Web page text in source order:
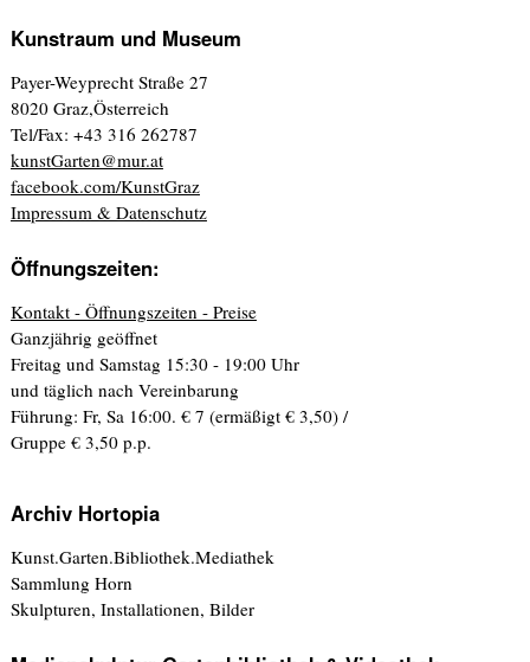
Kunstraum und Museum
Payer-Weyprecht Straße 27
8020 Graz,Österreich
Tel/Fax: +43 316 262787
kunstGarten@mur.at
facebook.com/KunstGraz
Impressum & Datenschutz
Öffnungszeiten:
Kontakt - Öffnungszeiten - Preise
Ganzjährig geöffnet
Freitag und Samstag 15:30 - 19:00 Uhr
und täglich nach Vereinbarung
Führung: Fr, Sa 16:00. € 7 (ermäßigt € 3,50) /
Gruppe € 3,50 p.p.
Archiv Hortopia
Kunst.Garten.Bibliothek.Mediathek
Sammlung Horn
Skulpturen, Installationen, Bilder